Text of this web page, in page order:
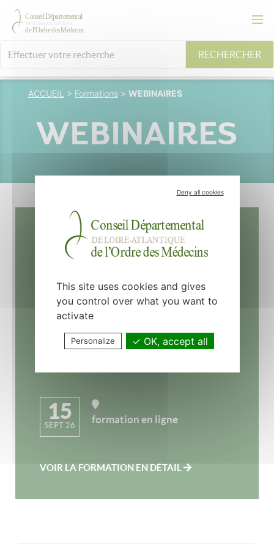
RECHERCHER
ACCUEIL > Formations > WEBINAIRES
WEBINAIRES
RESOPEDIA: Save the date
(15/09/26 de 13h à 14h)
15
SEPT 26
formation en ligne
VOIR LA FORMATION EN DÉTAIL
Deny all cookies
This site uses cookies and gives
you control over what you want to
activate
Personalize OK, accept all